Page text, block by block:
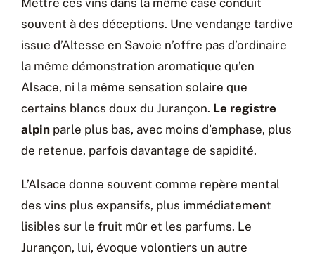
souvent à des déceptions. Une vendange tardive
issue d’Altesse en Savoie n’offre pas d’ordinaire
la même démonstration aromatique qu’en
Alsace, ni la même sensation solaire que
certains blancs doux du Jurançon. Le registre
alpin parle plus bas, avec moins d’emphase, plus
de retenue, parfois davantage de sapidité.
L’Alsace donne souvent comme repère mental
des vins plus expansifs, plus immédiatement
lisibles sur le fruit mûr et les parfums. Le
Jurançon, lui, évoque volontiers un autre